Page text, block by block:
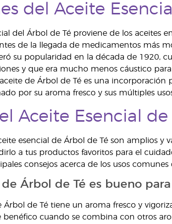
del Aceite
del Árbol de Té proviene de los aceites
de la llegada de medicamentos más
su popularidad en la década de 1920,
y que era mucho menos cáustico
de Árbol de Té es una
por su aroma fresco y sus múltiples
Aceite Esencial
esencial de Árbol de Té son amplios y
a tus productos favoritos para el
consejos acerca de los usos comunes
de Árbol de Té es bueno
Árbol de Té tiene un aroma fresco y
benéfico cuando se combina con otros